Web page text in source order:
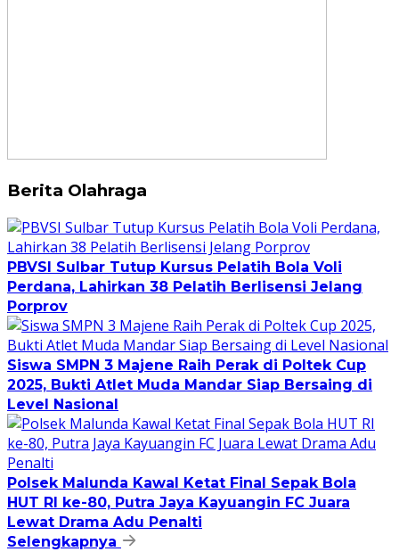
Berita Olahraga
PBVSI Sulbar Tutup Kursus Pelatih Bola Voli
Perdana, Lahirkan 38 Pelatih Berlisensi Jelang
Porprov
Siswa SMPN 3 Majene Raih Perak di Poltek Cup
2025, Bukti Atlet Muda Mandar Siap Bersaing di
Level Nasional
Polsek Malunda Kawal Ketat Final Sepak Bola
HUT RI ke-80, Putra Jaya Kayuangin FC Juara
Lewat Drama Adu Penalti
Selengkapnya